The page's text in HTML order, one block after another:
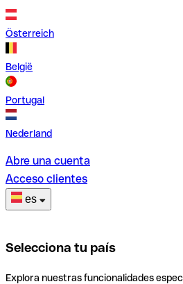
Österreich
België
Portugal
Nederland
Abre una cuenta
Acceso clientes
es
Selecciona tu país
Explora nuestras funcionalidades